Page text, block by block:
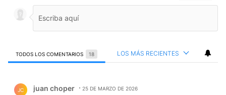
TODOS LOS COMENTARIOS 18 LOS MÁS RECIENTES
JC juan choper 25 DE MARZO DE 2026